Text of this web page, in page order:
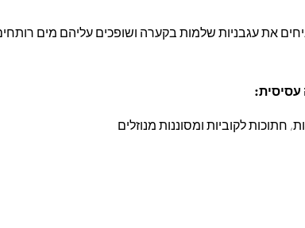
את עגבניות שלמות בקערה ושופכים עליהם מים